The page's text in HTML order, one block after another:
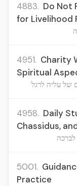
4883. Do Not
for Livelihood
4951. Charity
Spiritual
של עליה לרגל
4958. Daily
Chassidus,
לברכה
5001.
Practice